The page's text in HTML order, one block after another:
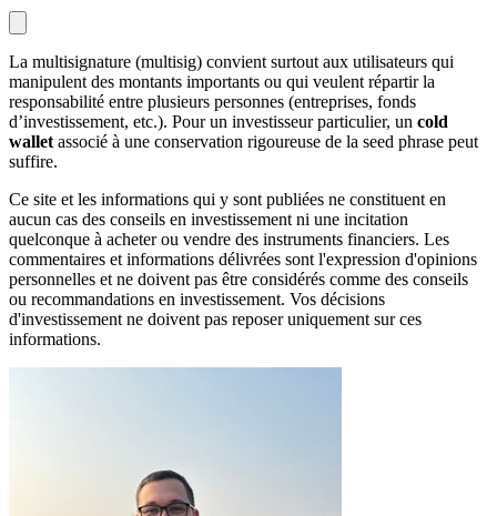
La multisignature (multisig) convient surtout aux utilisateurs qui
manipulent des montants importants ou qui veulent répartir la
responsabilité entre plusieurs personnes (entreprises, fonds
d’investissement, etc.). Pour un investisseur particulier, un cold
wallet associé à une conservation rigoureuse de la seed phrase peut
suffire.
Ce site et les informations qui y sont publiées ne constituent en
aucun cas des conseils en investissement ni une incitation
quelconque à acheter ou vendre des instruments financiers. Les
commentaires et informations délivrées sont l'expression d'opinions
personnelles et ne doivent pas être considérés comme des conseils
ou recommandations en investissement. Vos décisions
d'investissement ne doivent pas reposer uniquement sur ces
informations.